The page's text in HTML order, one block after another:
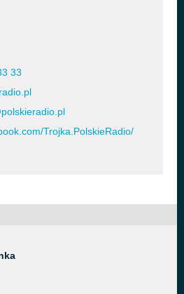
33
Trojka.PolskieRadio/